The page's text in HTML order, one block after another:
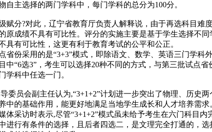
自主选择的两门学科中，每门学科的总分为100分。
赋分?对此，辽宁省教育厅负责人解释说，由于再选科目难
原成绩不具有可比性。评分的实施主要是基于学生选择不
具有可比性，这更有利于教育考试的公平和公正。
省份采用的是“3+3”模式，即除语文、数学、英语三门学科
中“6选3”，考生可以选择20种不同的方式，与第三批试点省
学科中任选一门。
委员会副主任认为,“3+1+2”计划进一步突出了物理、历史
中的基础作用，能更好地满足当地学生成长和人才培养需
体采访时表示,尽管“3+1+2”模式虽未给予考生在六门科目
进行有条件的选择，且后者四选二，是文理完全打通的，